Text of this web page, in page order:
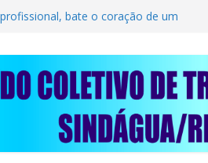
AJUDE O NOSSO
DA CAERN!
DO SINDÁGUA/RN! 📢
importante debate com o Ministro
🚨